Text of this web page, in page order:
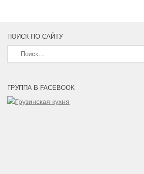
ПОИСК ПО САЙТУ
Найти:
ГРУППА В FACEBOOK